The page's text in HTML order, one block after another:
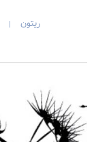
ریتون |